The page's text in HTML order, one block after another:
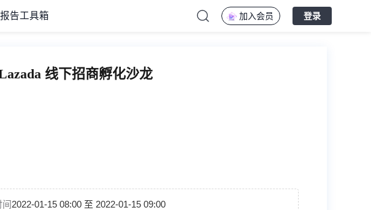
告工具箱 加入会员 登录
线下招商孵化沙龙
间2022-01-15 08:00 至 2022-01-15 09:00